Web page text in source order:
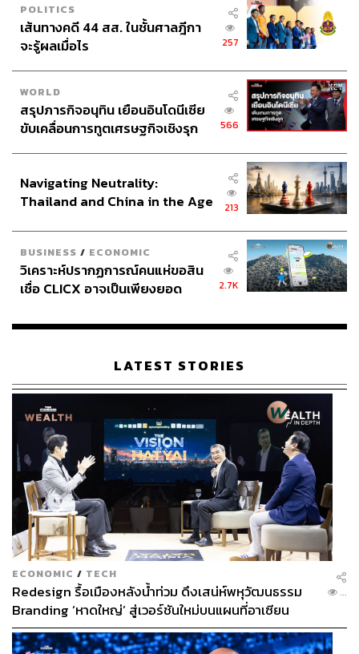
POLITICS
เส้นทางคดี 44 สส. ในชั้นศาลฎีกา
จะรู้ผลเมื่อไร
257
WORLD
สรุปภารกิจอนุทิน เยือนอินโดนีเซีย
ขับเคลื่อนการทูตเศรษฐกิจเชิงรุก
566
Navigating Neutrality:
Thailand and China in the Age
213
BUSINESS / ECONOMIC
วิเคราะห์ปรากฏการณ์คนแห่ขอสิน
เชื่อ CLICX อาจเป็นเพียงยอด
เรือนไทยที่ถูกซุกไว้
2.7K
LATEST STORIES
ECONOMIC / TECH
Redesign รื้อเมืองหลังน้ำท่วม ดึงเสน่ห์พหุวัฒนธรรม
Branding ‘หาดใหญ่’ สู่เวอร์ชันใหม่บนแผนที่อาเซียน
...